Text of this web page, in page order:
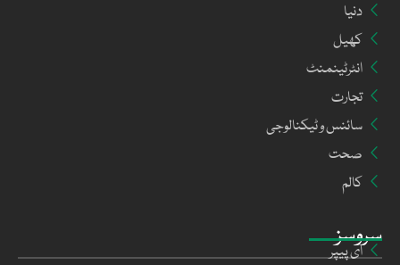
سروسز
ای پیپر
دنیا
کھیل
انٹرٹینمنٹ
تجارت
سائنس و ٹیکنالوجی
صحت
کالم